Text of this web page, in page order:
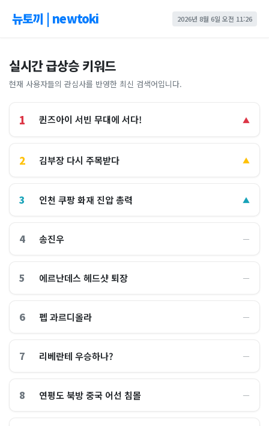
뉴토끼 | newtoki 2026년 8월 6일 오전 11:26
실시간 급상승 키워드
현재 사용자들의 관심사를 반영한 최신 검색어입니다.
1 퀸즈아이 서빈 무대에 서다! ▲
2 김부장 다시 주목받다 ▲
3 인천 쿠팡 화재 진압 총력 ▲
4 송진우 ―
5 에르난데스 헤드샷 퇴장 ―
6 펩 과르디올라 ―
7 리베란테 우승하나? ―
8 연평도 북방 중국 어선 침몰 ―